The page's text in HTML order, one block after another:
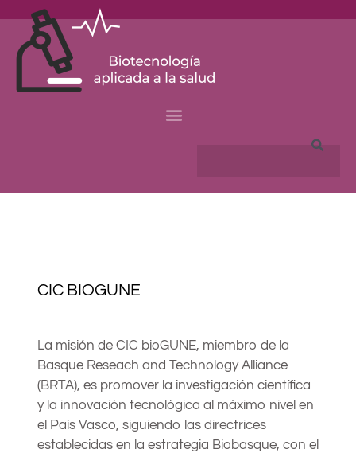
content
Search
CIC BIOGUNE
La misión de CIC bioGUNE, miembro de la
Basque Reseach and Technology Alliance
(BRTA), es promover la investigación científica
y la innovación tecnológica al máximo nivel en
el País Vasco, siguiendo las directrices
establecidas en la estrategia Biobasque, con el